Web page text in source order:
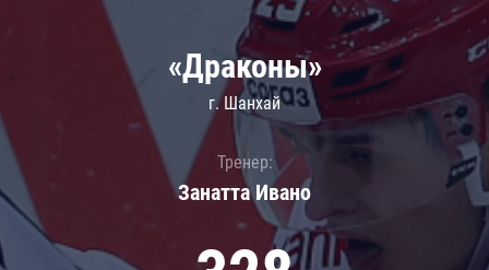
«Драконы»
г. Шанхай
Тренер:
Занатта Иванo